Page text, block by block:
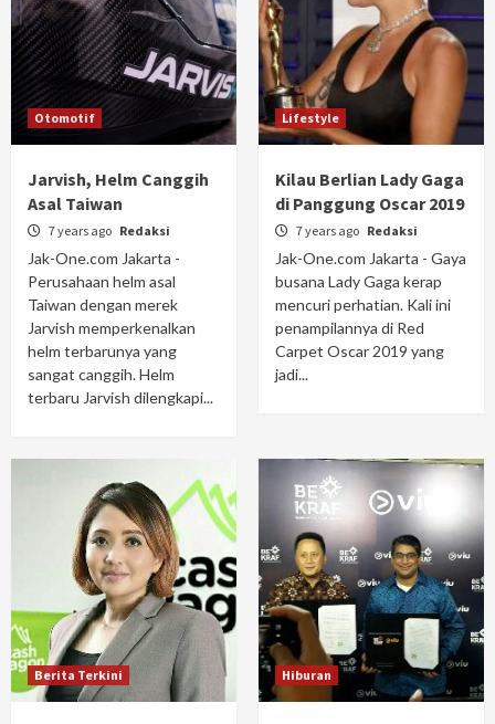
Otomotif
Jarvish, Helm Canggih
Asal Taiwan
7 years ago Redaksi
Jak-One.com Jakarta -
Perusahaan helm asal
Taiwan dengan merek
Jarvish memperkenalkan
helm terbarunya yang
sangat canggih. Helm
terbaru Jarvish dilengkapi...
Lifestyle
Kilau Berlian Lady Gaga
di Panggung Oscar 2019
7 years ago Redaksi
Jak-One.com Jakarta - Gaya
busana Lady Gaga kerap
mencuri perhatian. Kali ini
penampilannya di Red
Carpet Oscar 2019 yang
jadi...
Berita Terkini Hiburan